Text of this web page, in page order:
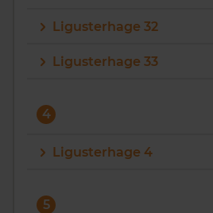
Ligusterhage 32
Ligusterhage 33
4
Ligusterhage 4
5